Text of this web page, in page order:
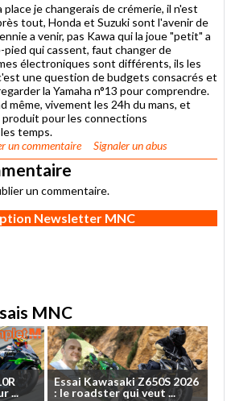
place je changerais de crémerie, il n'est
tout, Honda et Suzuki sont l'avenir de
a venir, pas Kawa qui la joue "petit" a
qui cassent, faut changer de
électroniques sont différents, ils les
une question de budgets consacrés et
la Yamaha n°13 pour comprendre.
même, vivement les 24h du mans, et
pour les connections
temps.
un commentaire Signaler un abus
un commentaire.
Newsletter MNC
MNC
...
Essai KawasakiZ650S 2026
: le roadsterquiveut ...